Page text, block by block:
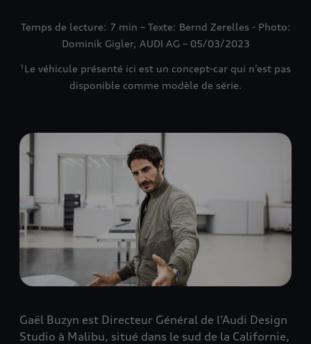
Temps de lecture: 7 min – Texte: Bernd Zerelles - Photo:
Dominik Gigler, AUDI AG – 05/03/2023
¹Le véhicule présenté ici est un concept-car qui n’est pas
disponible comme modèle de série.
Gaël Buzyn est Directeur Général de l’Audi Design
Studio à Malibu, situé dans le sud de la Californie,